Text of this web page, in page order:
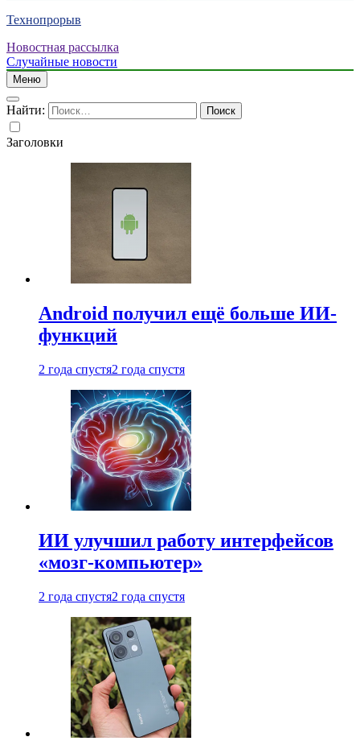
Технопрорыв
Новостная рассылка
Случайные новости
Меню
Найти:
Заголовки
Android получил ещё больше ИИ-
функций
2 года спустя2 года спустя
ИИ улучшил работу интерфейсов
«мозг-компьютер»
2 года спустя2 года спустя